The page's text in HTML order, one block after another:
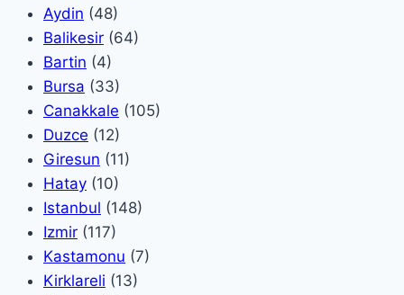
Aydin (48)
Balikesir (64)
Bartin (4)
Bursa (33)
Canakkale (105)
Duzce (12)
Giresun (11)
Hatay (10)
Istanbul (148)
Izmir (117)
Kastamonu (7)
Kirklareli (13)